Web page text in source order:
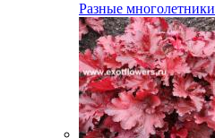
Разные многолетники